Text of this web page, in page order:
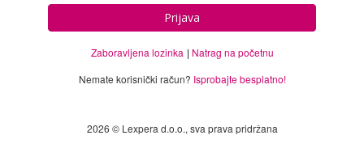
Prijava
Zaboravljena lozinka
Natrag na početnu
Nemate korisnički račun? Isprobajte besplatno!
2026 © Lexpera d.o.o., sva prava pridržana